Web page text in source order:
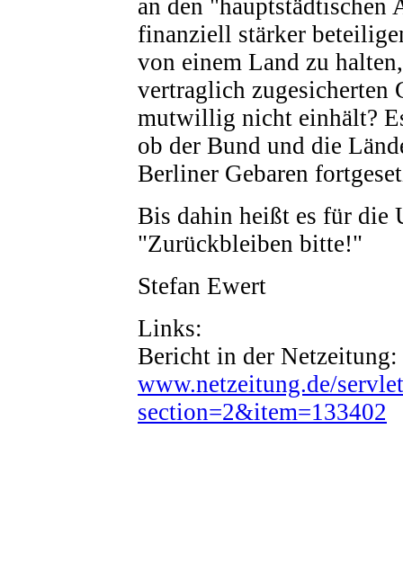
an den "hauptstädtischen
finanziell stärker
von einem Land zu
vertraglich zugesicherten
mutwillig nicht einhält?
ob der Bund und die
Berliner Gebaren
Bis dahin heißt es für die
"Zurückbleiben bitte!"
Stefan Ewert
Links:
Bericht in der Netzeitung:
www.netzeitung.de/
section=2&item=133402